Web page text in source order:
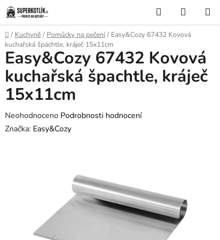
Přejít
na
obsah
Hledat
KOŠÍK
Domů
/ Kuchyně / Pomůcky na pečení / Easy&Cozy 67432 Kovová
kuchařská špachtle, kráječ 15x11cm
Easy&Cozy 67432 Kovová
kuchařská špachtle, kráječ
15x11cm
Průměrné
hodnocení
Neohodnoceno Podrobnosti hodnocení
Značka: Easy&Cozy